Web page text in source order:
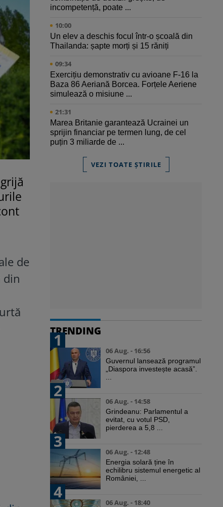
de
din
incompetență, poate ...
10:00
Un elev a deschis focul într-o școală din
Thailanda: șapte morți și 15 răniți
09:34
Exercițiu demonstrativ cu avioane F-16 la
Baza 86 Aeriană Borcea. Forțele Aeriene
simulează o misiune ...
21:31
Marea Britanie garantează Ucrainei un
sprijin financiar pe termen lung, de cel
puțin 3 miliarde de ...
VEZI TOATE ȘTIRILE
TRENDING
1
06 Aug. - 16:56
Guvernul lansează programul
„Diaspora investește acasă”.
2
06 Aug. - 14:58
Grindeanu: Parlamentul a
evitat, cu votul PSD,
pierderea a 5,8 ...
3
06 Aug. - 12:48
Energia solară ține în
echilibru sistemul energetic al
României, ...
4
06 Aug. - 18:40